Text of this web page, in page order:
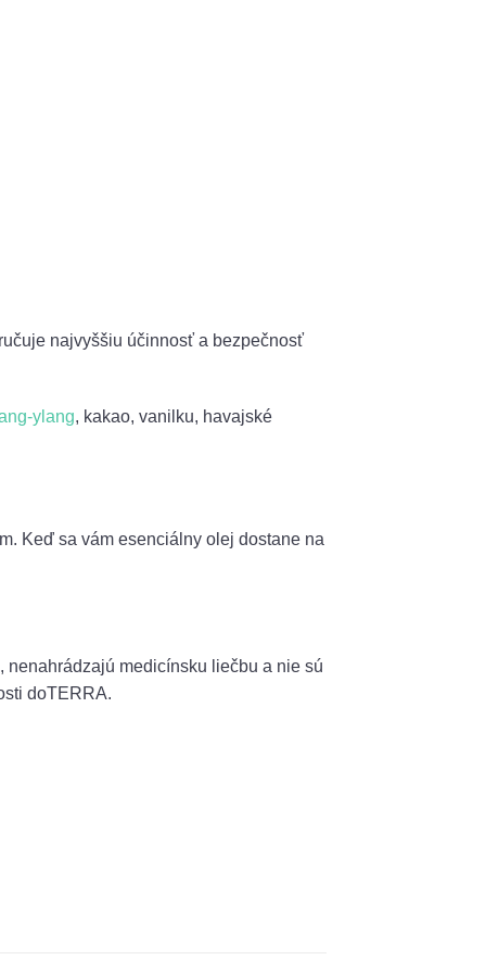
najvyššiu účinnosť a bezpečnosť
ylang, kakao, vanilku, havajské
Keď sa vám esenciálny olej dostane na
medicínsku liečbu a nie sú
doTERRA.